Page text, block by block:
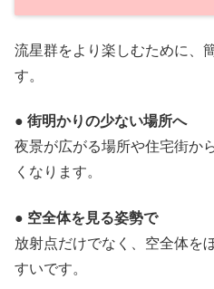
流星群をより楽しむために、
す。
● 街明かりの少ない場所へ
夜景が広がる場所や住宅街か
くなります。
● 空全体を見る姿勢で
放射点だけでなく、空全体を
すいです。